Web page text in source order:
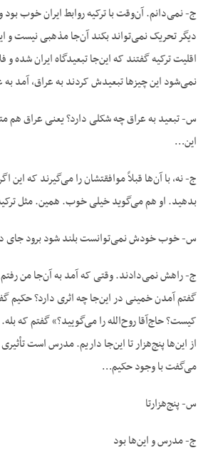
ج- نمی‌دانم. آن‌وقت با ترکیه روابط ایران خوب بود
دیگر تحریک نمی‌تواند بکند آن‌جا مذهبی نیست و
اقلیت ترکیه گفتند که این‌جا تبعیدگاه ایران شده و
نمی‌شود این چیزها تبعیدش کردند به عراق، آمد به
س- تبعید به عراق چه شکلی دارد؟ یعنی عراق هم
این…
ج- نه، با آن‌ها قبلاً موافقتشان را می‌گیرند که این
بدهید. او هم می‌گوید خیلی خوب. همین. مثل
س- خوب خودش نمی‌توانست بلند شود برود جای
ج- راهش نمی‌دادند. وقتی که آمد به آن‌جا من
گفتم آمدن خمینی در این‌جا چه اثری دارد؟ حکیم
کیست؟ حاج‌آقا روح‌الله را می‌گویید؟» گفتم که
از این‌ها پنج‌هزار تا این‌جا داریم. مدرس است
می‌گفت با وجود حکیم…
س- پنج‌هزارتا
ج- مدرس و این‌ها بود